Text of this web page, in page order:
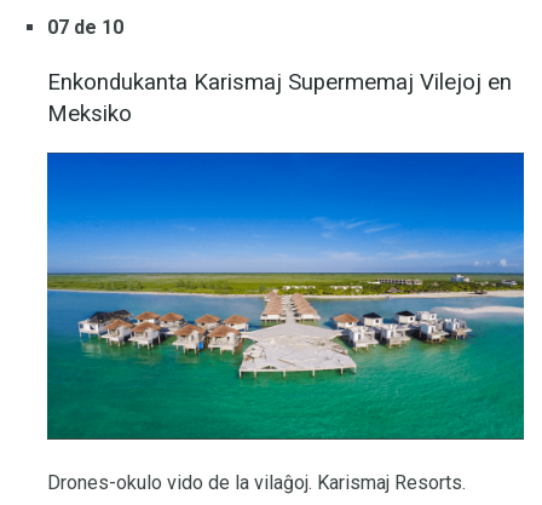
07 de 10
Enkondukanta Karismaj Supermemaj Vilejoj en
Meksiko
Drones-okulo vido de la vilaĝoj. Karismaj Resorts.